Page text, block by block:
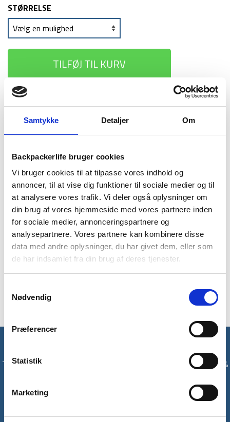
Samtykke Detaljer Om
Backpackerlife bruger cookies
Vi bruger cookies til at tilpasse vores indhold og
annoncer, til at vise dig funktioner til sociale medier og til
at analysere vores trafik. Vi deler også oplysninger om
din brug af vores hjemmeside med vores partnere inden
for sociale medier, annonceringspartnere og
analysepartnere. Vores partnere kan kombinere disse
data med andre oplysninger, du har givet dem, eller som
de har indsamlet fra din brug af deres tjenester.
Nødvendig
Præferencer
Statistik
Marketing
STØRRELSE
TILFØJ TIL KURV
1-2 dages
levering
Fri fragt over
499 kr
100 dages
returret
BESKRIVELSE
YDERLIGERE INFORMATION
BRAND
FAQ
Balrathy vandrebukser til mænd er nogle yderst behagelige og
fleksible sorte vandrebukser fra Trespass. I selve buksen er
der lynlås og knap foran samt 4 lynlåslommer. Balrathy
bukserne har en elastisk talje med bæltestropper. Du kan
roligt tage dem på, når du skal ud på en længere vandretur i
Tilmeld dig vores nyhedsbrev og modtag med det samme en 10%